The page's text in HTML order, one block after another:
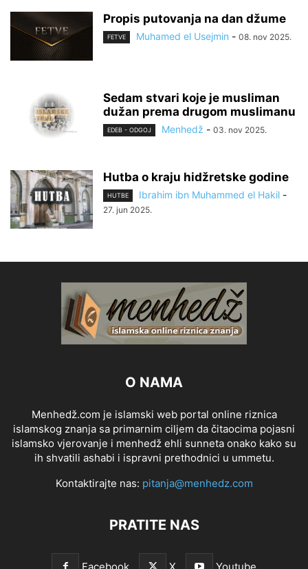
Propis putovanja na dan džume
FETVE Muhamed el Usejmin - 08. nov 2025.
Sedam stvari koje je musliman
dužan prema drugom muslimanu
EDEB - ODGOJ Menhedž - 03. nov 2025.
Hutba o kraju hidžretske godine
HUTBE Ibrahim ibn Muhammed el Hakil -
27. jun 2025.
O NAMA
Menhedž.com je islamski web portal online riznica
islamskog znanja sa primarnim ciljem da čitaocima pojasni
islamsko vjerovanje i menhedž ehli sunneta onako kako su
ih shvatili ashabi i ispravni prethodnici u ummetu.
Kontaktirajte nas: pitanja@menhedz.com
PRATITE NAS